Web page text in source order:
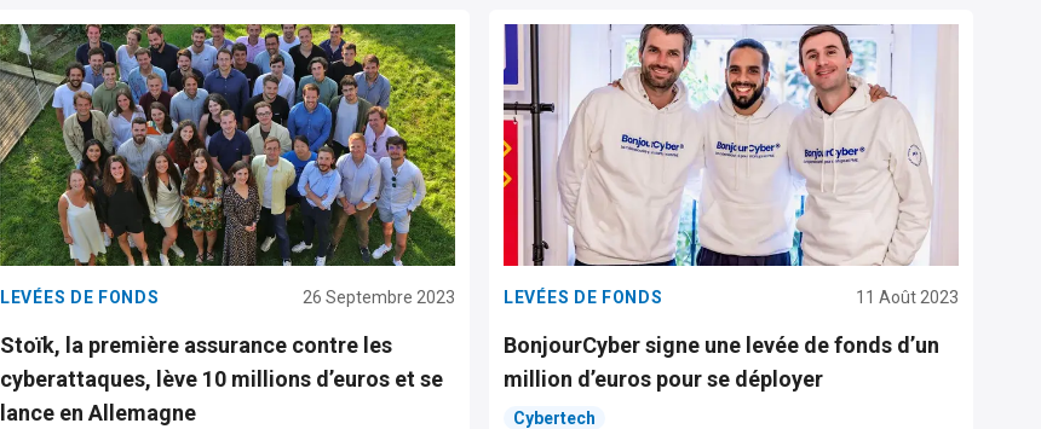
LEVÉES DE FONDS 26 Septembre 2023
Stoïk, la première assurance contre les
cyberattaques, lève 10 millions d’euros et se
lance en Allemagne
LEVÉES DE FONDS 11 Août 2023
BonjourCyber signe une levée de fonds d’un
million d’euros pour se déployer
Cybertech